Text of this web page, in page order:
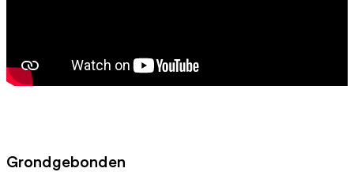
Grondgebonden